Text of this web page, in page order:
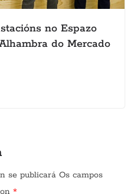
no Espazo
do Mercado
se publicará Os campos